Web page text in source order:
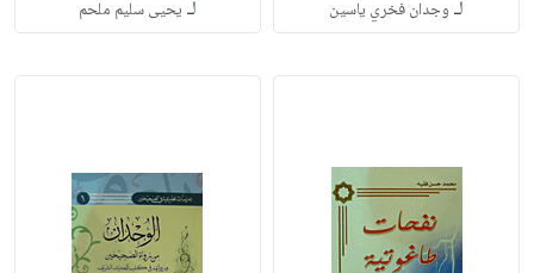
لـ وجدان فخري ياسين لـ يحيى سليم ملحم